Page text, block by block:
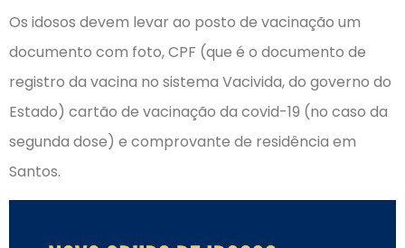
Os idosos devem levar ao posto de vacinação um
documento com foto, CPF (que é o documento de
registro da vacina no sistema Vacivida, do governo do
Estado) cartão de vacinação da covid-19 (no caso da
segunda dose) e comprovante de residência em
Santos.